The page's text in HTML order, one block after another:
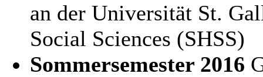
an der Universität St.
Social Sciences (SHSS)
Sommersemester 2016